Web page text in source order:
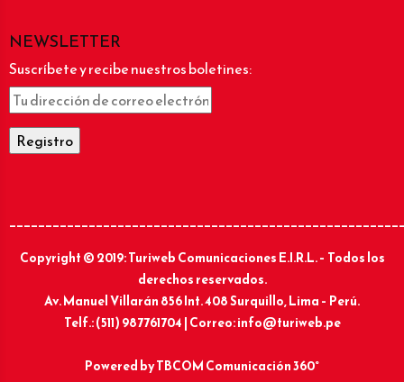
NEWSLETTER
Suscríbete y recibe nuestros boletines:
Copyright © 2019: Turiweb Comunicaciones E.I.R.L. – Todos los
derechos reservados.
Av. Manuel Villarán 856 Int. 408 Surquillo, Lima – Perú.
Telf.: (511) 987761704 | Correo: info@turiweb.pe
Powered byTBCOM Comunicación 360°